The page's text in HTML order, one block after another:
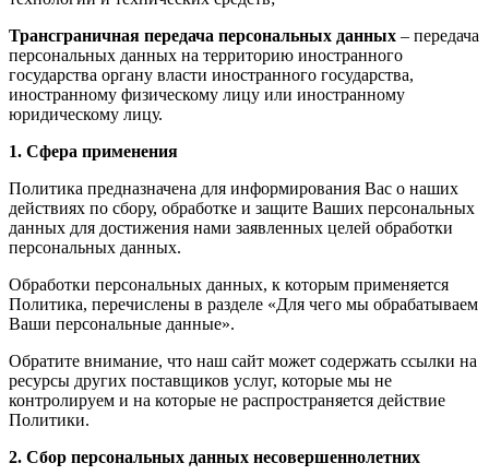
Трансграничная передача персональных данных – передача
персональных данных на территорию иностранного
государства органу власти иностранного государства,
иностранному физическому лицу или иностранному
юридическому лицу.
1. Сфера применения
Политика предназначена для информирования Вас о наших
действиях по сбору, обработке и защите Ваших персональных
данных для достижения нами заявленных целей обработки
персональных данных.
Обработки персональных данных, к которым применяется
Политика, перечислены в разделе «Для чего мы обрабатываем
Ваши персональные данные».
Обратите внимание, что наш сайт может содержать ссылки на
ресурсы других поставщиков услуг, которые мы не
контролируем и на которые не распространяется действие
Политики.
2. Сбор персональных данных несовершеннолетних